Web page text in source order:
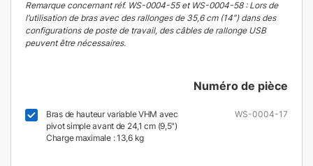
Remarque concernant réf. WS-0004-55 et WS-0004-58 : Lors de
l’utilisation de bras avec des rallonges de 35,6 cm (14”) dans des
configurations de poste de travail, des câbles de rallonge USB
peuvent être nécessaires.
Numéro de pièce
Bras de hauteur variable VHM avec
pivot simple avant de 24,1 cm (9,5")
Charge maximale : 13,6 kg
WS-0004-17